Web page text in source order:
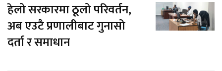
हेलो सरकारमा ठूलो परिवर्तन,
अब एउटै प्रणालीबाट गुनासो
दर्ता र समाधान